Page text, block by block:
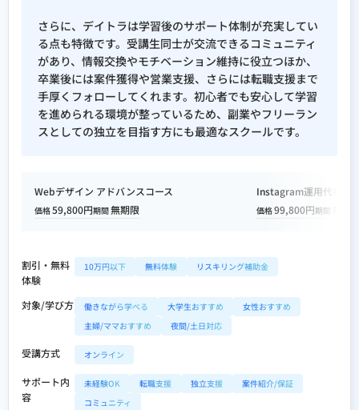
さらに、デイトラは学習後のサポート体制が充実してい
る点も特徴です。受講生同士が交流できるコミュニティ
があり、情報交換やモチベーション維持に役立つほか、
卒業後には案件獲得や営業支援、さらには転職支援まで
手厚くフォローしてくれます。初心者でも安心して学習
を進められる環境が整っているため、副業やフリーラン
スとしての独立を目指す方にも最適なスクールです。
Webデザイン アドバンスコース
価格59,800円期間無期限
Instagram運用代行エ
価格99,800円期間
割引・無料
体験
10万円以下 無料体験 リスキリング補助金
対象/学び方 働きながら学べる 大学生おすすめ
女性おすすめ
主婦/ママおすすめ
夜間/土日対応
受講方式 オンライン
サポート内
容
未経験OK 転職支援 独立支援
案件紹介/保証
コミュニティ